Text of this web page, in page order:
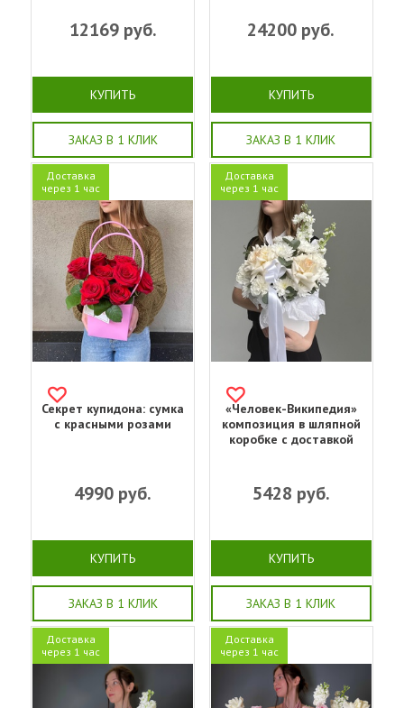
12169руб.
КУПИТЬ
ЗАКАЗ В 1 КЛИК
24200 руб.
КУПИТЬ
ЗАКАЗ В 1 КЛИК
Доставка
через 1 час
Секрет купидона: сумка
с красными розами
4990 руб.
КУПИТЬ
ЗАКАЗ В 1 КЛИК
Доставка
через 1 час
«Человек-Википедия»
композиция в шляпной
коробке с доставкой
5428 руб.
КУПИТЬ
ЗАКАЗ В 1 КЛИК
Доставка
через 1 час
Доставка
через 1 час